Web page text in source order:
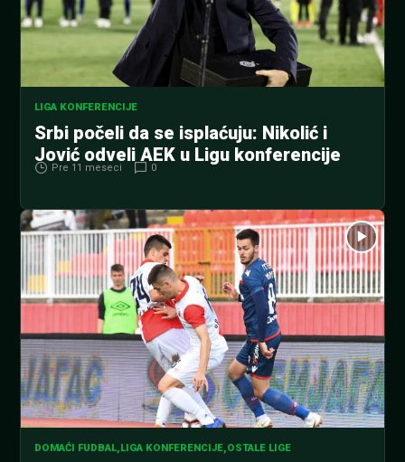
LIGA KONFERENCIJE
Srbi počeli da se isplaćuju: Nikolić i
Jović odveli AEK u Ligu konferencije
Pre 11 meseci 0
DOMAĆI FUDBAL, LIGA KONFERENCIJE,OSTALE LIGE